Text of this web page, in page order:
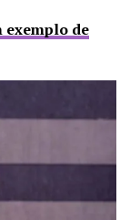
exemplo de